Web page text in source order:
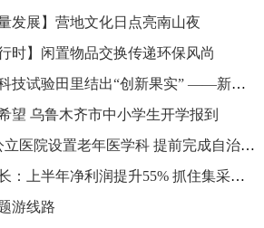
发展】营地文化日点亮南山夜
时】闲置物品交换传递环保风尚
【走进乡村看振兴】科技试验田里结出“创新果实” ——新疆鲜食玉米绿色高效栽培技术示范田现场测产小记
望 乌鲁木齐市中小学生开学报到
乌鲁木齐超6成综合公立医院设置老年医学科 提前完成自治区相关目标
三元基因业绩显著增长：上半年净利润提升55% 抓住集采机遇扩大市场覆盖
游线路